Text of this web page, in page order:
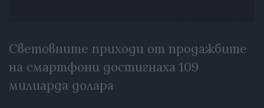
Световните приходи от продажбите
на смартфони достигнаха 109
милиарда долара